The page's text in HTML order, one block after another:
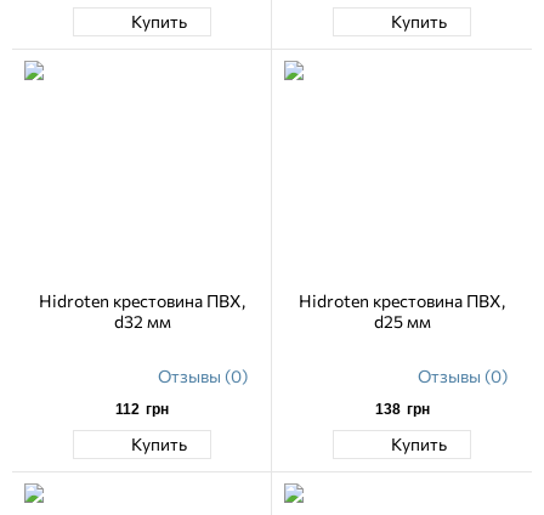
Купить Купить
Hidroten крестовина ПВХ,
d32 мм
Отзывы (0)
112 грн
Купить
Hidroten крестовина ПВХ,
d25 мм
Отзывы (0)
138 грн
Купить